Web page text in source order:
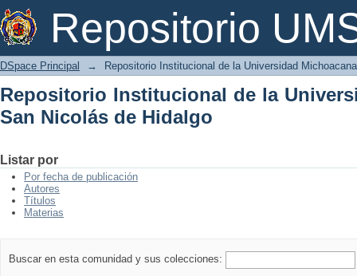
Repositorio
Repositorio Institucional de la
DSpace Principal → Repositorio Institucional de la Universidad
Repositorio Institucional de la
San Nicolás de Hidalgo
Listar por
Por fecha de publicación
Autores
Títulos
Materias
Buscar en esta comunidad y sus colecciones: